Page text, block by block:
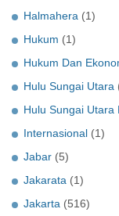
Halmahera (1)
Hukum (1)
Hukum Dan
Hulu Sungai Utara
Hulu Sungai Utara
Internasional (1)
Jabar (5)
Jakarata (1)
Jakarta (516)